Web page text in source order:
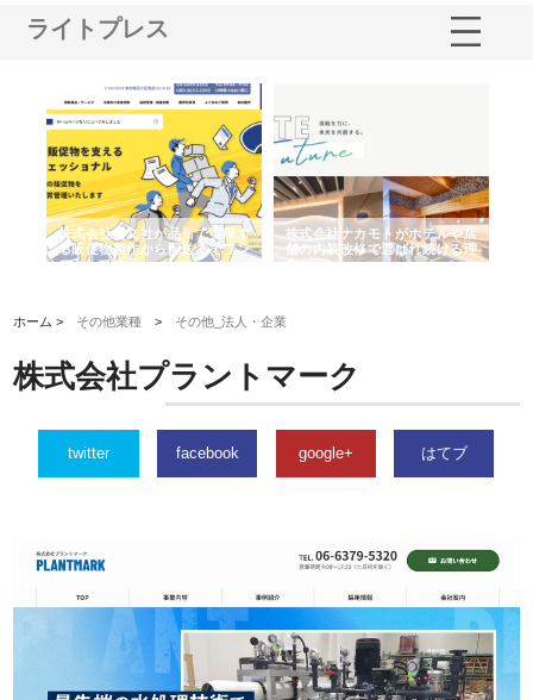
ライトプレス
株式会社耕文社が品川で実現す
る販促物製作から配送までワン
ストップ対応
株式会社ナカモトがホテルや店
舗の内装改修で選ばれ続ける理
由
ホーム > その他業種 > その他_法人・企業
株式会社プラントマーク
twitter facebook google+ はてブ